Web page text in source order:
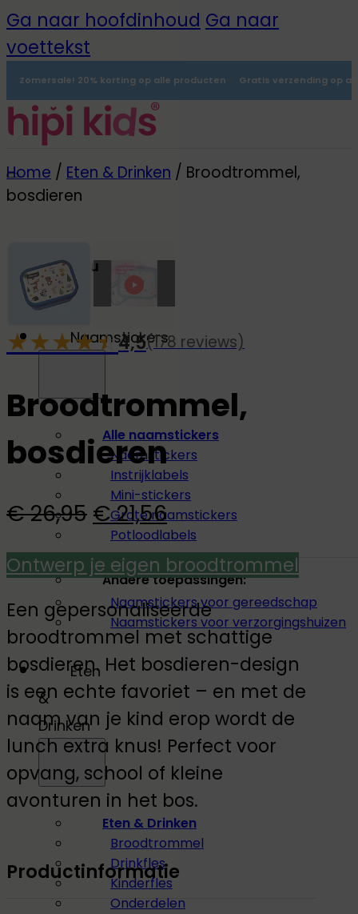
Ga naar hoofdinhoud Ga naar
voettekst
Zomersale! 20% korting op alle producten Gratis verzending op
Menu
Naamstickers
Alle naamstickers
Naamstickers
Instrijklabels
Mini-stickers
Grote naamstickers
Potloodlabels
Andere toepassingen:
Naamstickers voor gereedschap
Naamstickers voor verzorgingshuizen
Eten
&
Drinken
Eten & Drinken
Broodtrommel
Drinkfles
Kinderfles
Onderdelen
Home / Eten & Drinken / Broodtrommel,
bosdieren
-20%
★★★★☆
★4,5(178 reviews)
Broodtrommel,
bosdieren
€26,95 Oorspronkelijke
prijs
was:
€ 26,95.
€21,56Huidige
prijs
is:
€ 21,56.
Ontwerp je eigen broodtrommel
Een gepersonaliseerde
broodtrommel met schattige
bosdieren. Het bosdieren-design
is een echte favoriet – en met de
naam van je kind erop wordt de
lunch extra knus! Perfect voor
opvang, school of kleine
avonturen in het bos.
Productinformatie